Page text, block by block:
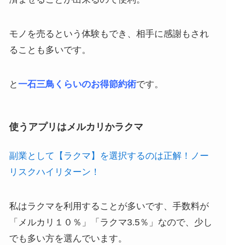
モノを売るという体験もでき、相手に感謝もされ
ることも多いです。
と 一石三鳥くらいのお得節約術です。
使うアプリはメルカリかラクマ
副業として【ラクマ】を選択するのは正解！ノー
リスクハイリターン！
私はラクマを利用することが多いです、手数料が
「メルカリ１０％」「ラクマ3.5％」なので、少し
でも多い方を選んでいます。